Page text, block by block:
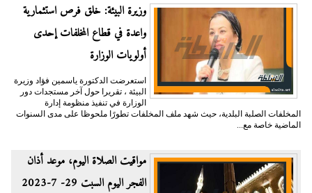
وزيرة البيئة: خلق فرص استثمارية
واعدة في قطاع المخلفات إحدى
أولويات الوزارة
استعرضت الدكتورة ياسمين فؤاد وزيرة
البيئة ، تقريرا حول آخر مستجدات دور
الوزارة في تنفيذ منظومة إدارة
المخلفات الصلبة البلدية، حيث شهد ملف المخلفات تطورًا ملحوظا على مدى السنوات
الماضية خاصة مع...
مواقيت الصلاة اليوم، موعد أذان
الفجر اليوم السبت 29- 7-2023